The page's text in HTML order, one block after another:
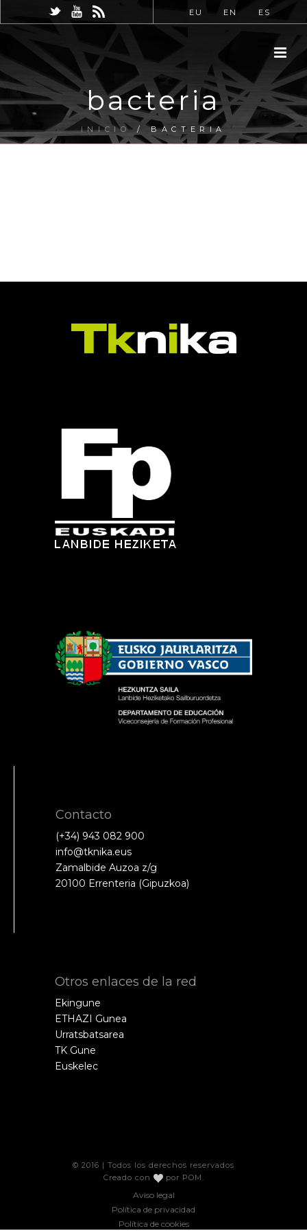
EU EN ES
bacteria
INICIO/BACTERIA
Contacto
(+34) 943 082 900
info@tknika.eus
Zamalbide Auzoa z/g
20100 Errenteria (Gipuzkoa)
Otros enlaces de la red
Ekingune
ETHAZI Gunea
Urratsbatsarea
TK Gune
Euskelec
© 2016 | Todos los derechos reservados
Creado con
por POM
Aviso legal
Política de privacidad
Política de cookies